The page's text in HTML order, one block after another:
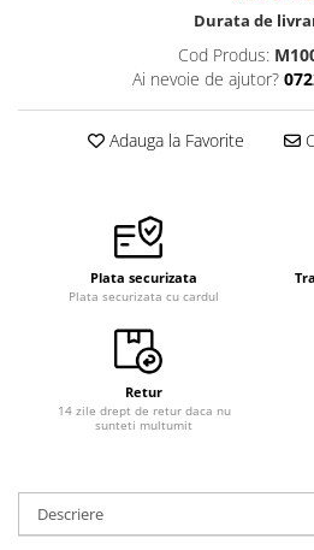
Curele Apple Watch
Curele metalice
Curele militare
Curele piele
Curele Samsung Watch
Curele textile
Handmade / Bijutieri
Ciocane Miniatura
Clesti Miniatura
Durata de
Cod Produs:
Ai nevoie de ajutor?
Adauga la Favorite
Plata securizata
Plata securizata cu cardul
Retur
14 zile drept de retur daca nu
sunteti multumit
Descriere